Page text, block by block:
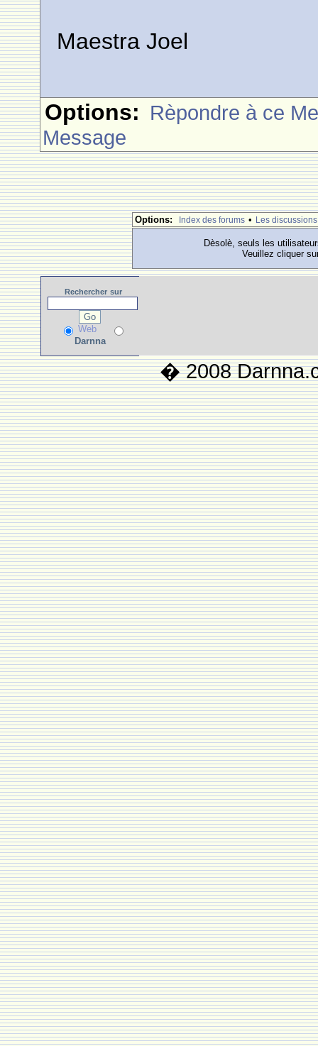
Maestra Joel
Options: Rèpondre à ce
Message
Options: Index des forums • Les discussions
Dèsolè, seuls les
Veuillez cliquer
Rechercher sur
Web
Darnna
� 2008